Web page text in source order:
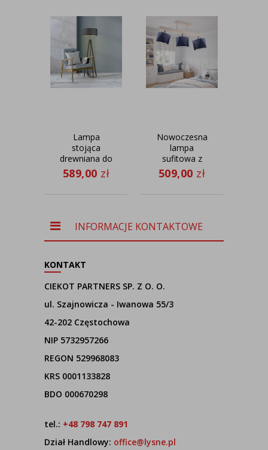
Lampa
stojąca
drewniana do
salonu HAITI
w kolorze
589,00 zł
Nowoczesna
lampa
sufitowa z
ruchomymi
kloszami
509,00 zł
INFORMACJE KONTAKTOWE
KONTAKT
CIEKOT PARTNERS SP. Z O. O.
ul. Szajnowicza - Iwanowa 55/3
42-202 Częstochowa
NIP 5732957266
REGON 529968083
KRS 0001133828
BDO 000670298
tel.: +48 798 747 891
Dział Handlowy: office@lysne.pl